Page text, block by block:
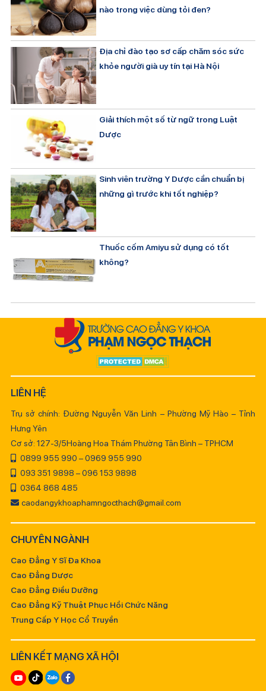
nào trong việc dùng tỏi đen?
Địa chỉ đào tạo sơ cấp chăm sóc sức
khỏe người già uy tín tại Hà Nội
Giải thích một số từ ngữ trong Luật
Dược
Sinh viên trường Y Dược cần chuẩn bị
những gì trước khi tốt nghiệp?
Thuốc cốm Amiyu sử dụng có tốt
không?
LIÊN HỆ
Trụ sở chính: Đường Nguyễn Văn Linh – Phường Mỹ Hào – Tỉnh
Hưng Yên
Cơ sở: 127-3/5Hoàng Hoa Thám Phường Tân Bình – TPHCM
0899 955 990 – 0969 955 990
093 351 9898 – 096 153 9898
0364 868 485
caodangykhoaphamngocthach@gmail.com
CHUYÊN NGÀNH
Cao Đẳng Y Sĩ Đa Khoa
Cao Đẳng Dược
Cao Đẳng Điều Dưỡng
Cao Đẳng Kỹ Thuật Phục Hồi Chức Năng
Trung Cấp Y Học Cổ Truyền
LIÊN KẾT MẠNG XÃ HỘI